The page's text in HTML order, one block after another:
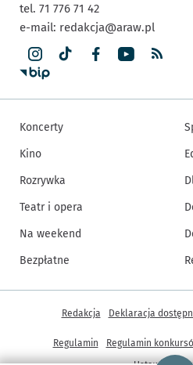
tel. 71 776 71 42
e-mail: redakcja@araw.pl
Koncerty
Kino
Rozrywka
Teatr i opera
Na weekend
Bezpłatne
Inne informacje
Redakcja Deklaracja
Regulamin Regulamin